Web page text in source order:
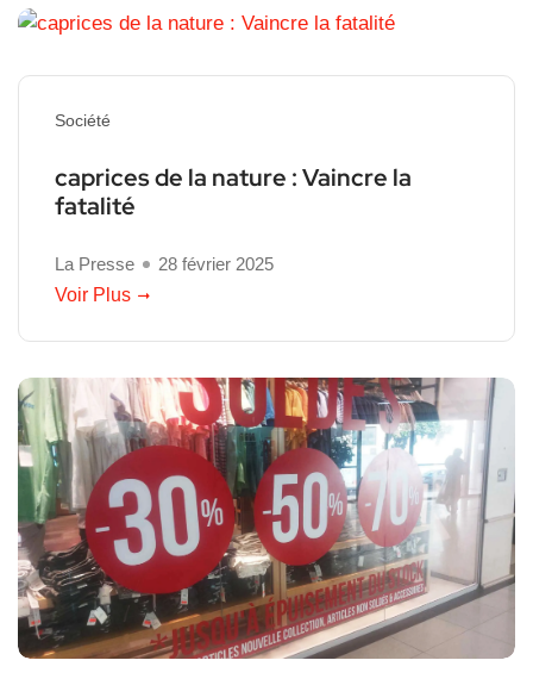
Société
caprices de la nature : Vaincre la
fatalité
La Presse
28 février 2025
Voir Plus